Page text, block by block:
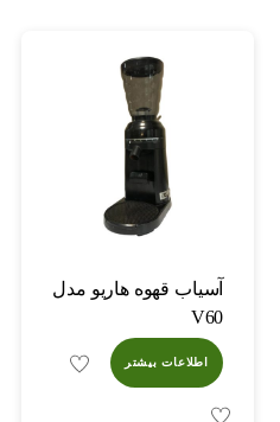
آسیاب قهوه هاریو مدل
V60
اطلاعات بیشتر